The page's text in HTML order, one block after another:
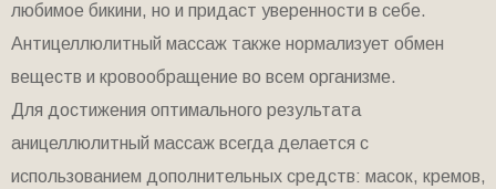
любимое бикини, но и придаст уверенности в себе.
Антицеллюлитный массаж также нормализует обмен
веществ и кровообращение во всем организме.
Для достижения оптимального результата
аницеллюлитный массаж всегда делается с
использованием дополнительных средств: масок, кремов,